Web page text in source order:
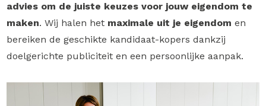
advies om de juiste keuzes voor jouw eigendom te
maken. Wij halen het maximale uit je eigendom en
bereiken de geschikte kandidaat-kopers dankzij
doelgerichte publiciteit en een persoonlijke aanpak.